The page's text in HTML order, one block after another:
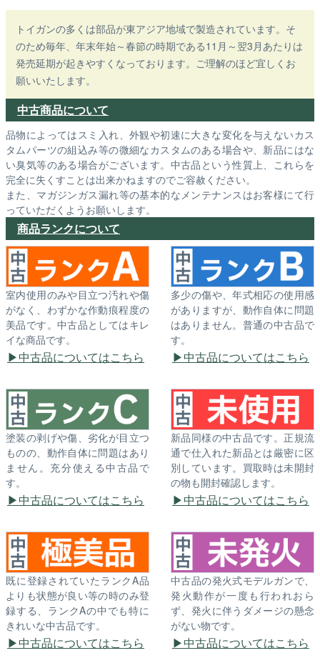
トイガンの多くは部品が東アジア地域で製造されています。そ
のため毎年、年末年始～春節の時期である11月～翌3月あたりは
発売延期が起きやすくなっております。ご理解のほど宜しくお
願いいたします。
中古商品について
品物によってはスミ入れ、外観や初速に大きな変化を与えないカス
タムパーツの組込み等の微細なカスタムのある場合や、新品にはな
い臭気等のある場合がございます。中古品という性質上、これらを
完全に失くすことは出来かねますのでご容赦ください。
また、マガジンガス漏れ等の基本的なメンテナンスはお客様にて行
っていただくようお願いします。
商品ランクについて
室内使用のみや目立つ汚れや傷
がなく、わずかな作動痕程度の
美品です。中古品としてはキレ
イな商品です。
中古品についてはこちら
多少の傷や、年式相応の使用感
がありますが、動作自体に問題
はありません。普通の中古品で
す。
中古品についてはこちら
塗装の剥げや傷、劣化が目立つ
ものの、動作自体に問題はあり
ません。充分使える中古品で
す。
中古品についてはこちら
新品同様の中古品です。正規流
通で仕入れた新品とは厳密に区
別しています。買取時は未開封
の物も開封確認します。
中古品についてはこちら
既に登録されていたランクA品
よりも状態が良い等の時のみ登
録する、ランクAの中でも特に
きれいな中古品です。
中古品についてはこちら
中古品の発火式モデルガンで、
発火動作が一度も行われおら
ず、発火に伴うダメージの懸念
がない物です。
中古品についてはこちら